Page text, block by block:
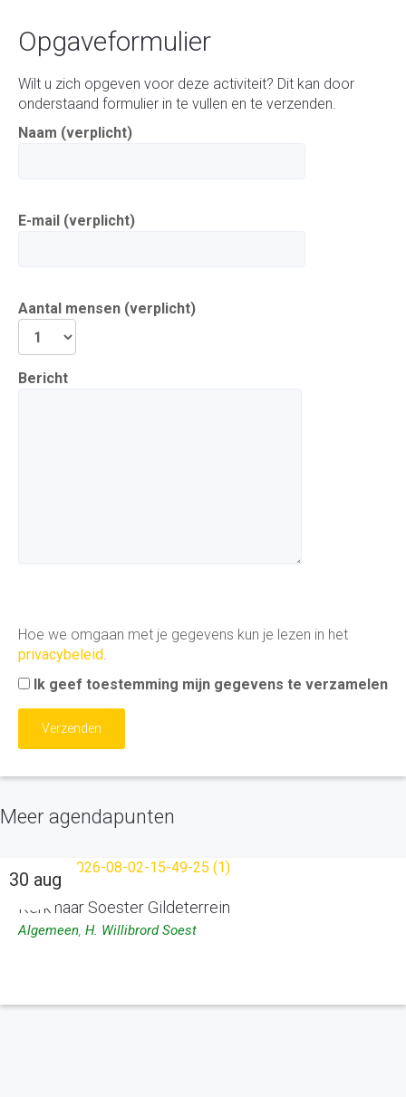
Opgaveformulier
Wilt u zich opgeven voor deze activiteit? Dit kan door
onderstaand formulier in te vullen en te verzenden.
Naam (verplicht)
E-mail (verplicht)
Aantal mensen (verplicht)
Bericht
Hoe we omgaan met je gegevens kun je lezen in het
privacybeleid.
Ik geef toestemming mijn gegevens te verzamelen
Meer agendapunten
Kerk naar Soester Gildeterrein
Algemeen, H. Willibrord Soest
30 aug